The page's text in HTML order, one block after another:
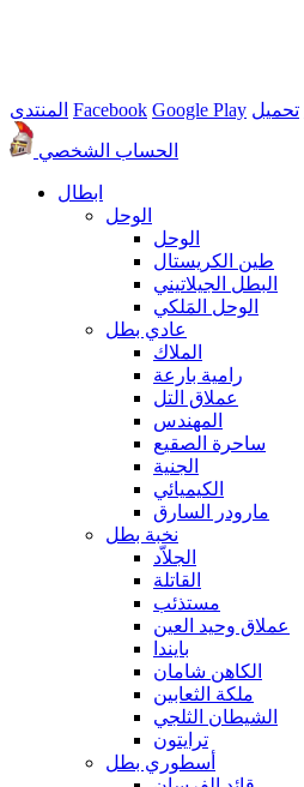
المنتدى Facebook Google Play تحميل
الحساب الشخصي
ابطال
الوحل
الوحل
طين الكريستال
البطل الجيلاتيني
الوحل المَلكي
عادي بطل
الملاك
رامية بارعة
عملاق التل
المهندس
ساحرة الصقيع
الجنية
الكيميائي
مارودر السارق
نخبة بطل
الجلاّد
القاتلة
مستذئب
عملاق وحيد العين
بايندا
الكاهن شامان
ملكة الثعابين
الشيطان الثلجي
ترايتون
أسطوري بطل